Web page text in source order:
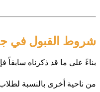
شروط القبول في
بناءً على ما قد ذكرناه
من ناحية أخرى بالنسبة لطلاب